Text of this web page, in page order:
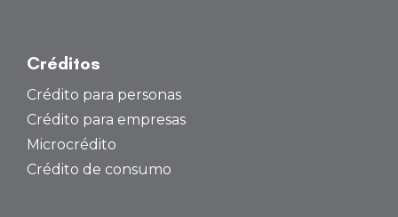
Créditos
Crédito para personas
Crédito para empresas
Microcrédito
Crédito de consumo